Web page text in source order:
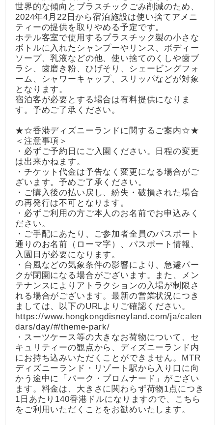
世界的な傾向とプラスチックごみ削減のため、
2024年4月22日から宿泊施設は使い捨てアメニ
ティーの提供を取りやめる予定です。
ホテル客室で使用するプラスチック製の小さな
ボトルに入れたシャンプーやリンス、ボディー
ソープ、乳液などの他、使い捨てのくしや歯ブ
ラシ、歯磨き粉、ひげそり、シェービングフォ
ーム、シャワーキャップ、スリッパなどが対象
となります。
宿泊客が必要とする場合は有料提供になりま
す。予めご了承ください。
★☆香港ディズニーランドに関するご案内☆★
＜注意事項＞
・必ずご予約日にご入園ください。日程の変更
は出来かねます。
・チケット代金は予告なく変更になる場合がご
ざいます。予めご了承ください。
・ご購入後の払い戻し、紛失・破損された場合
の再発行は不可となります。
・必ずご利用の方ご本人のお名前でお申込みく
ださい。
・ご手配にあたり、ご参加者全員のパスポート
通りのお名前（ローマ字）、パスポート情報、
入園日が必要になります。
・台風などの気象条件の影響により、急遽パー
クが閉園になる場合がございます。また、メン
テナンスによりアトラクションの入場が制限さ
れる場合がございます。最新の営業状況につき
ましては、以下のURLよりご確認ください。
https://www.hongkongdisneyland.com/ja/calen
dars/day/#/theme-park/
・スーツケース等の大きなお荷物について、セ
キュリティーの観点から、ディズニーランド内
にお持ち込みいただくことができません。MTR
ディズニーランド・リゾート駅から入り口に向
かう途中に「パーク・プロムナード」がござい
ます。料金は、大きさに関わらず荷物1点につき
1日あたり140香港ドルになりますので、こちら
をご利用いただくことをお勧めいたします。